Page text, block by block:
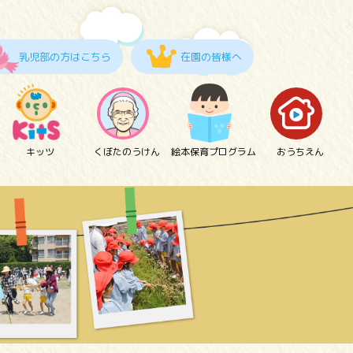
乳児部の方はこちら 在園の皆様へ
キッツ くぼたのうけん 絵本保育プログラム おうちえん